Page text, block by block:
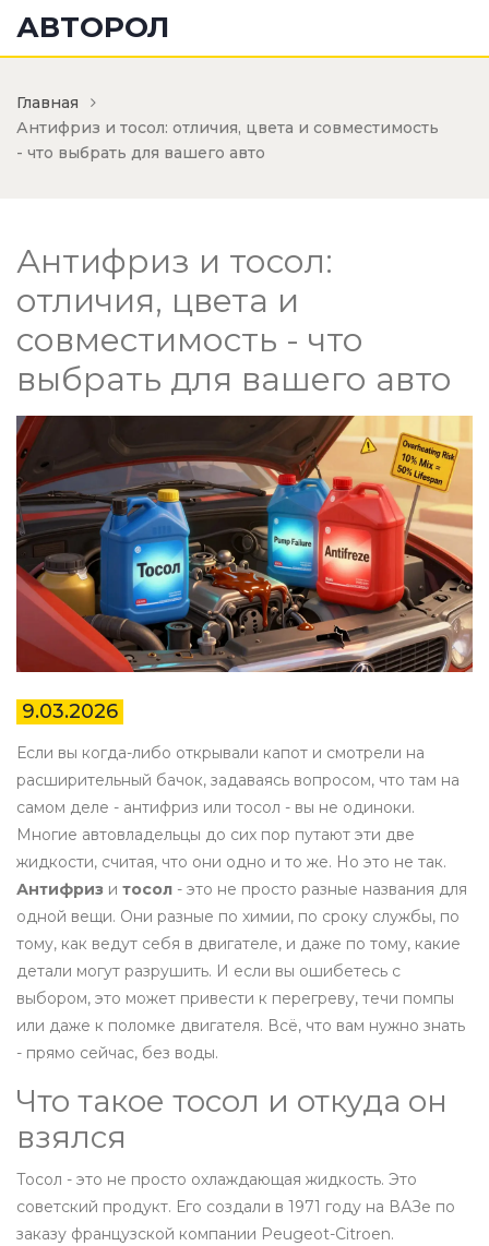
АВТОРОЛ
Главная
Антифриз и тосол: отличия, цвета и совместимость
- что выбрать для вашего авто
Антифриз и тосол:
отличия, цвета и
совместимость - что
выбрать для вашего авто
9.03.2026
Если вы когда-либо открывали капот и смотрели на
расширительный бачок, задаваясь вопросом, что там на
самом деле - антифриз или тосол - вы не одиноки.
Многие автовладельцы до сих пор путают эти две
жидкости, считая, что они одно и то же. Но это не так.
Антифриз и тосол - это не просто разные названия для
одной вещи. Они разные по химии, по сроку службы, по
тому, как ведут себя в двигателе, и даже по тому, какие
детали могут разрушить. И если вы ошибетесь с
выбором, это может привести к перегреву, течи помпы
или даже к поломке двигателя. Всё, что вам нужно знать
- прямо сейчас, без воды.
Что такое тосол и откуда он
взялся
Тосол - это не просто охлаждающая жидкость. Это
советский продукт. Его создали в 1971 году на ВАЗе по
заказу французской компании Peugeot-Citroen.